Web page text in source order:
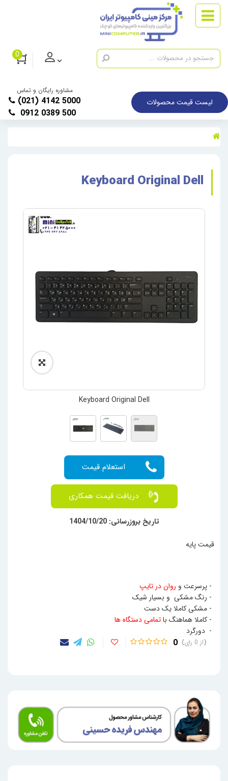
0
لیست قیمت محصولات
مشاوره رایگان و تماس
(021) 4142 5000
0912 0389 500
Keyboard Original Dell
Keyboard Original Dell
- پرسرعت و روان در تایپ
- رنگ مشکی و بسیار شیک
- مشکی کاملا یک دست
- کاملا هماهنگ باتمامی دستگاه ها
- دورگرد
0 0
قیمت پایه
تاریخ بروزرسانی: 1404/10/20
دریافت قیمت همکاری